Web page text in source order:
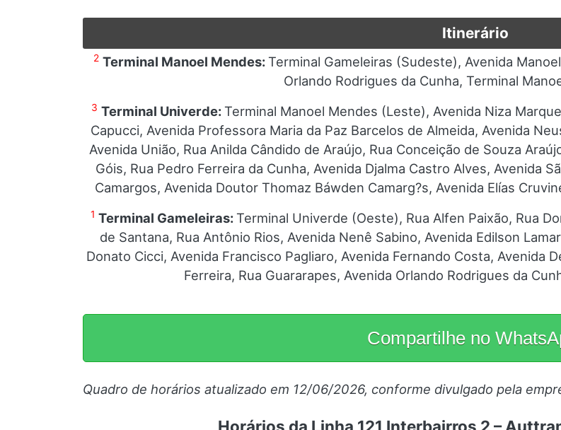
Itinerário
2 Terminal Manoel Mendes:Terminal Gameleiras (Sudeste), Avenida
Orlando Rodrigues da Cunha, Terminal
3 Terminal Univerde:Terminal Manoel Mendes (Leste), Avenida Niza
Capucci, Avenida Professora Maria da Paz Barcelos de Almeida, Avenida
Avenida União, Rua Anilda Cândido de Araújo, Rua Conceição de Souza
Góis, Rua Pedro Ferreira da Cunha, Avenida Djalma Castro Alves, Avenida
Camargos, Avenida Doutor Thomaz Báwden Camarg?s, Avenida Elías
1 Terminal Gameleiras:Terminal Univerde (Oeste), Rua Alfen Paixão, Rua
de Santana, Rua Antônio Rios, Avenida Nenê Sabino, Avenida Edilson
Donato Cicci, Avenida Francisco Pagliaro, Avenida Fernando Costa, Avenida
Ferreira, Rua Guararapes, Avenida Orlando Rodrigues da
Compartilhe no
Quadro de horários atualizado em 12/06/2026, conforme divulgado pela